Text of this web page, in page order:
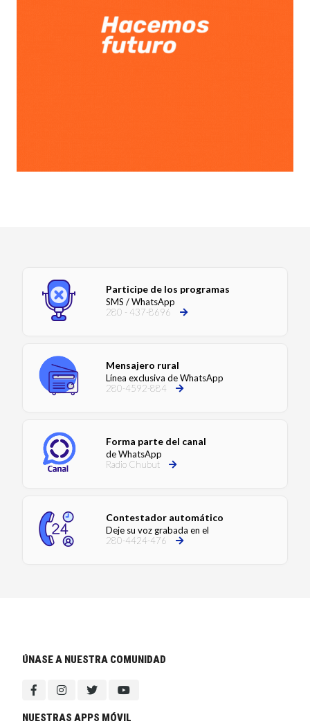
Participe de los programas
SMS / WhatsApp
280 - 437-8696
Mensajero rural
Línea exclusiva de WhatsApp
280-4592-884
Forma parte del canal
de WhatsApp
Radio Chubut
Contestador automático
Deje su voz grabada en el
280-4424-476
ÚNASE A NUESTRA COMUNIDAD
NUESTRAS APPS MÓVIL